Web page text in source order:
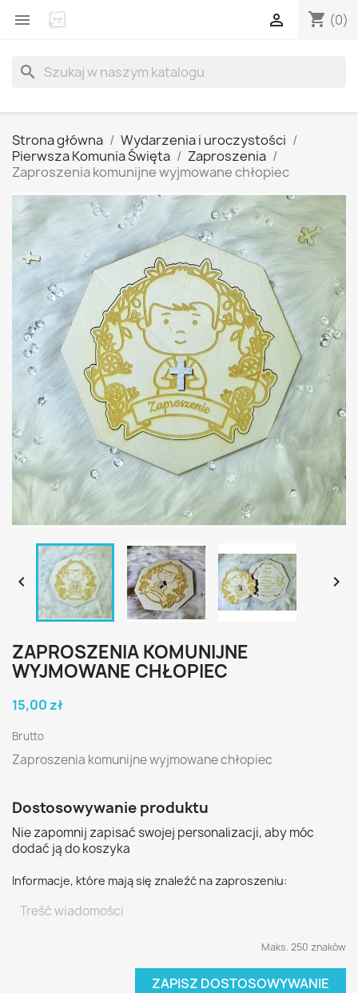
 shopping_cart (0)

search
Strona główna
Wydarzenia i uroczystości
Pierwsza Komunia Święta
Zaproszenia
Zaproszenia komunijne wyjmowane chłopiec
 
ZAPROSZENIA KOMUNIJNE
WYJMOWANE CHŁOPIEC
15,00 zł
Brutto
Zaproszenia komunijne wyjmowane chłopiec
Dostosowywanie produktu
Nie zapomnij zapisać swojej personalizacji, aby móc
dodać ją do koszyka
Informacje, które mają się znaleźć na zaproszeniu:
Maks. 250 znaków
ZAPISZ DOSTOSOWYWANIE